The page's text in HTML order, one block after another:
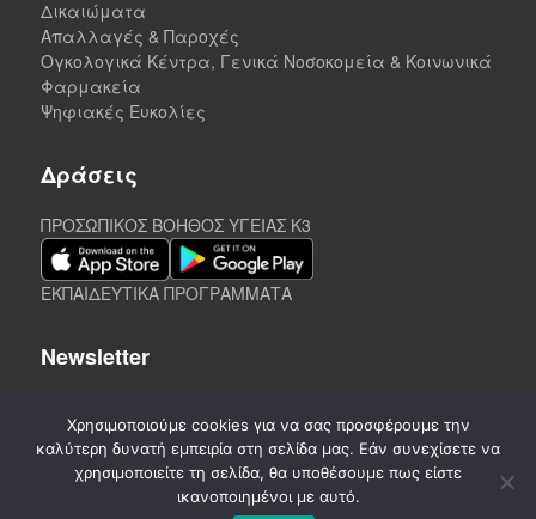
Δικαιώματα
Απαλλαγές & Παροχές
Ογκολογικά Κέντρα, Γενικά Νοσοκομεία & Κοινωνικά
Φαρμακεία
Ψηφιακές Ευκολίες
Δράσεις
ΠΡΟΣΩΠΙΚΟΣ ΒΟΗΘΟΣ ΥΓΕΙΑΣ K3
ΕΚΠΑΙΔΕΥΤΙΚΑ ΠΡΟΓΡΑΜΜΑΤΑ
Newsletter
Χρησιμοποιούμε cookies για να σας προσφέρουμε την
καλύτερη δυνατή εμπειρία στη σελίδα μας. Εάν συνεχίσετε να
χρησιμοποιείτε τη σελίδα, θα υποθέσουμε πως είστε
ικανοποιημένοι με αυτό.